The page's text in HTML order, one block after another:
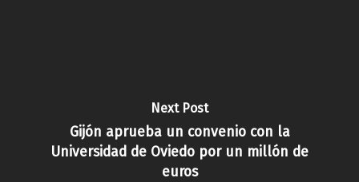
Next Post
Gijón aprueba un convenio con la
Universidad de Oviedo por un millón de
euros